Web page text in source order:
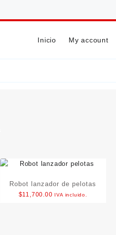
Inicio My account
Robot lanzador de pelotas
$11,700.00 IVA incluido.